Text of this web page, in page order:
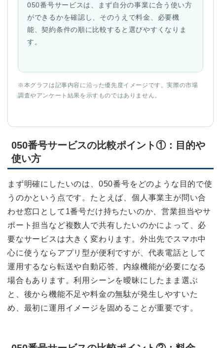
050番号サービスは、まず自分の事業に合う使い方
ができるかを確認し、そのうえで料金、必要機
能、契約条件の順に比較すると選びやすくなりま
す。
※本グラフは記事内容に沿った優先度イメージです。実際の市場
調査やアンケート結果を示すものではありません。
050番号サービスの比較ポイント①：目的や
使い方
まず明確にしたいのは、050番号をどのような目的で使
うのかという点です。たとえば、個人事業主が問い合
わせ窓口として1番号だけ持ちたいのか、営業担当やサ
ポート担当など複数人で共有したいのかによって、必
要なサービスは大きく変わります。外出先でスマホ中
心に使うならアプリ型が便利ですが、代表電話として
運用するなら転送や自動応答、内線機能が必要になる
場合もあります。利用シーンを曖昧にしたまま選ぶ
と、後から機能不足や料金の無駄が発生しやすいた
め、最初に運用イメージを固めることが重要です。